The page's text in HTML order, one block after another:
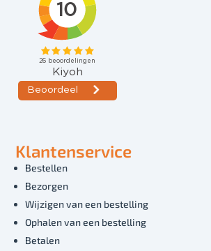
Klantenservice
Bestellen
Bezorgen
Wijzigen van een bestelling
Ophalen van een bestelling
Betalen